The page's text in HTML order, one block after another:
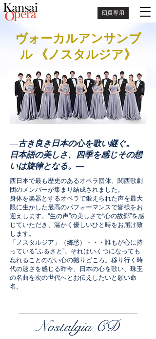
団員専用
ヴォーカルアンサンブ
ル 《ノスタルジア》
―古き良き日本の心を歌い継ぐ。
日本語の美しさ、四季を感じその想
いは旋律となる。―
西日本で最も歴史のあるオペラ団体、関西歌劇
団のメンバーが集まり結成されました。
身体を楽器とするオペラで鍛えられた声を最大
限に生かした最高のパフォーマンスで皆様をお
迎えします。“生の声”の美しさで“心の故郷”を感
じていただき、温かく優しいひと時をお届け致
します。
「ノスタルジア」（郷愁）・・・誰もが心に持
っている“ふるさと”。それはいくつになっても
忘れることのない心の拠りどころ。移り行く時
代の速さを感じる昨今、日本の心を歌い、珠玉
の名曲を次の世代へとお伝えしたいと願い命
名。
Nostalgia CD